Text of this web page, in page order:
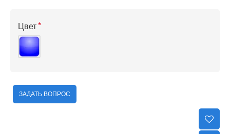
Цвет
ЗАДАТЬ ВОПРОС